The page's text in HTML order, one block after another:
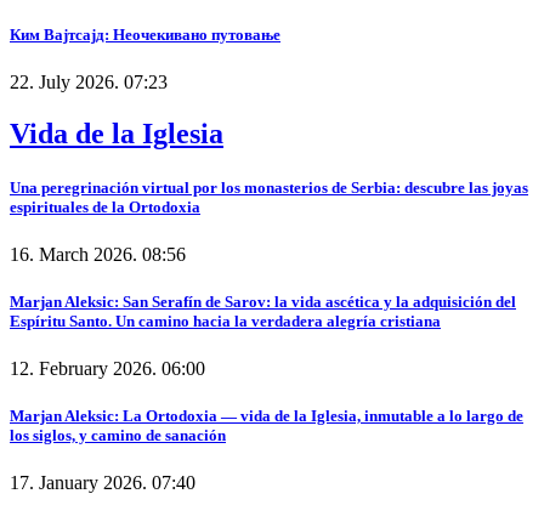
Ким Вајтсајд: Неочекивано путовање
22. July 2026. 07:23
Vida de la Iglesia
Una peregrinación virtual por los monasterios de Serbia: descubre las joyas
espirituales de la Ortodoxia
16. March 2026. 08:56
Marjan Aleksic: San Serafín de Sarov: la vida ascética y la adquisición del
Espíritu Santo. Un camino hacia la verdadera alegría cristiana
12. February 2026. 06:00
Marjan Aleksic: La Ortodoxia — vida de la Iglesia, inmutable a lo largo de
los siglos, y camino de sanación
17. January 2026. 07:40